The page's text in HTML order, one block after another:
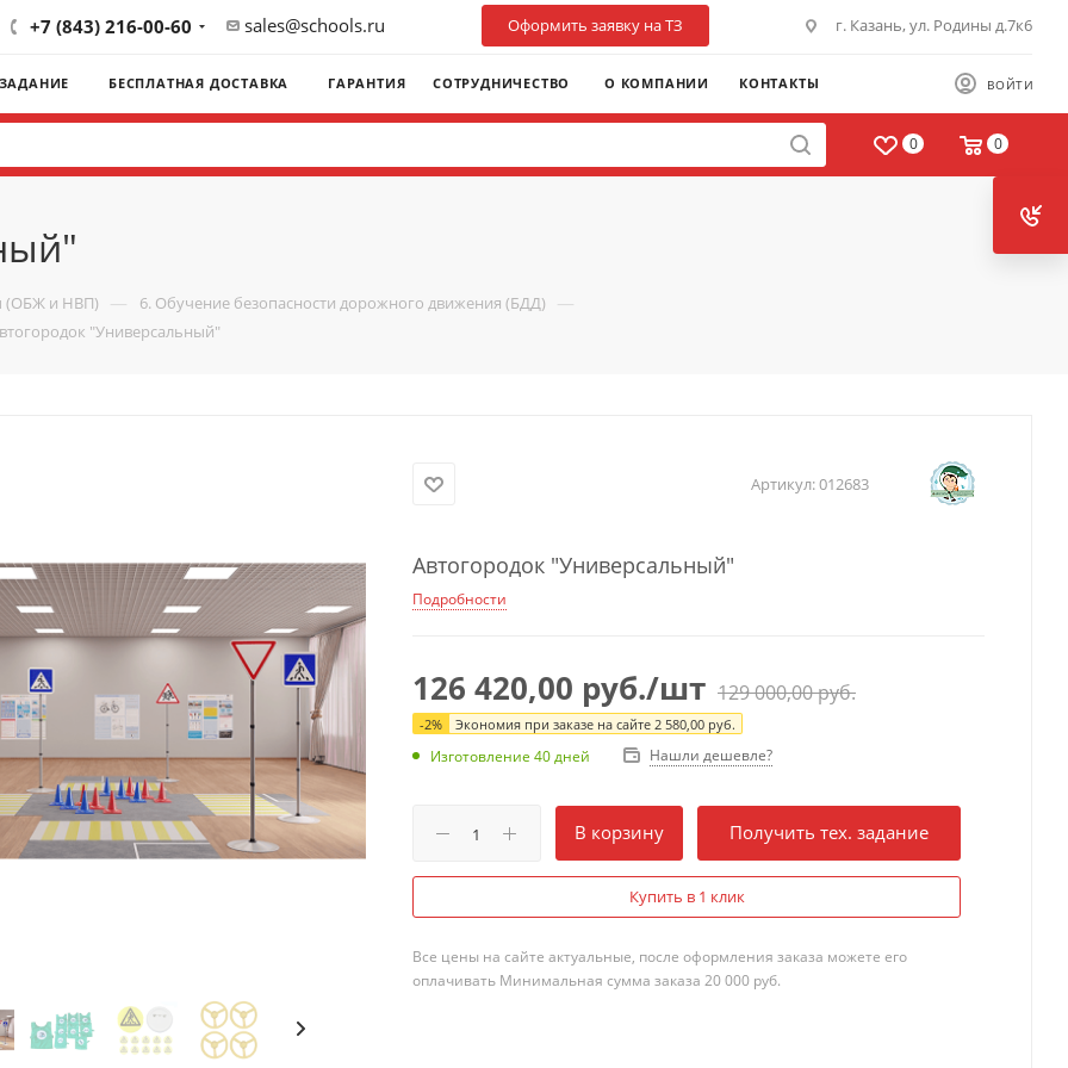
+7 (843) 216-00-60 sales@schools.ru Оформить заявку на ТЗ г. Казань, ул. Родины д.7к6
ВОЙТИ
БЕСПЛАТНАЯ ДОСТАВКА ГАРАНТИЯ СОТРУДНИЧЕСТВО О КОМПАНИИ КОНТАКТЫ
0 0
(ОБЖ и НВП) — 6. Обучение безопасности дорожного движения (БДД) —
"Универсальный"
Артикул:012683
Автогородок "Универсальный"
Подробности
126 420,00 руб./шт 129 000,00руб.
-2% Экономия при заказе на сайте 2 580,00 руб.
Изготовление 40 дней Нашли дешевле?
В корзину Получить тех. задание
Купить в 1 клик
Все цены на сайте актуальные, после оформления заказа можете его
оплачивать Минимальная сумма заказа 20 000 руб.